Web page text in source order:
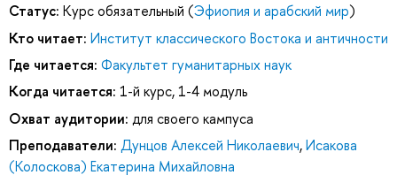
Статус: Курс обязательный (Эфиопия и арабский мир)
Кто читает: Институт классического Востока и античности
Где читается: Факультет гуманитарных наук
Когда читается: 1-й курс, 1-4 модуль
Охват аудитории: для своего кампуса
Преподаватели: Дунцов Алексей Николаевич,Исакова
(Колоскова) Екатерина Михайловна